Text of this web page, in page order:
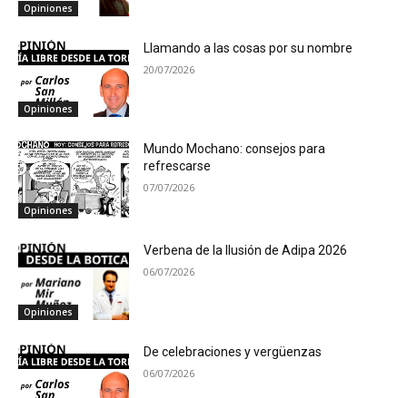
Opiniones
Opiniones
Llamando a las cosas por su nombre
20/07/2026
Opiniones
Mundo Mochano: consejos para
refrescarse
07/07/2026
Opiniones
Verbena de la Ilusión de Adipa 2026
06/07/2026
De celebraciones y vergüenzas
06/07/2026